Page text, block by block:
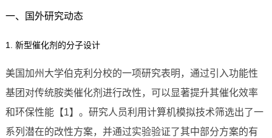
一、国外研究动态
1. 新型催化剂的分子设计
美国加州大学伯克利分校的一项研究表明，通过引入功能性
基团对传统胺类催化剂进行改性，可以显著提升其催化效率
和环保性能【1】。研究人员利用计算机模拟技术筛选出了一
系列潜在的改性方案，并通过实验验证了其中部分方案的有